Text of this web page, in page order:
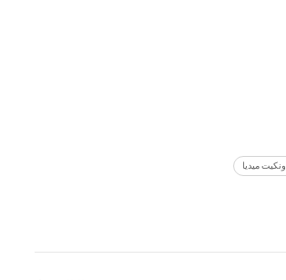
ميديا